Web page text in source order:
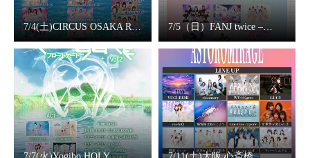
7/4(土)CIRCUS OSAKA R… 7/5（日）FANJ twice –…